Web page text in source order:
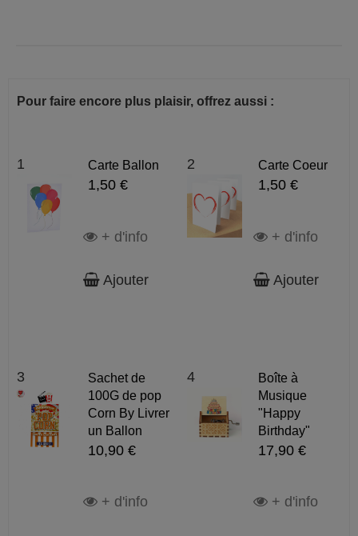
Pour faire encore plus plaisir, offrez aussi :
1 Carte Ballon
1,50 €
+ d'info
Ajouter
2 Carte Coeur
1,50 €
+ d'info
Ajouter
3
Sachet de
100G de pop
Corn By Livrer
un Ballon
10,90 €
+ d'info
4
Boîte à
Musique
"Happy
Birthday"
17,90 €
+ d'info